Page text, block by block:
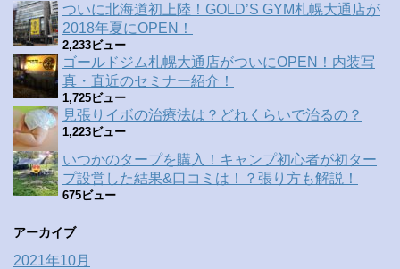
ついに北海道初上陸！GOLD’S GYM札幌大通店が
2018年夏にOPEN！
2,233ビュー
ゴールドジム札幌大通店がついにOPEN！内装写
真・直近のセミナー紹介！
1,725ビュー
見張りイボの治療法は？どれくらいで治るの？
1,223ビュー
いつかのタープを購入！キャンプ初心者が初ター
プ設営した結果&口コミは！？張り方も解説！
675ビュー
アーカイブ
2021年10月